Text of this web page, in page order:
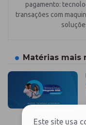
pagamento:
transações com
Matérias mais
Este site usa